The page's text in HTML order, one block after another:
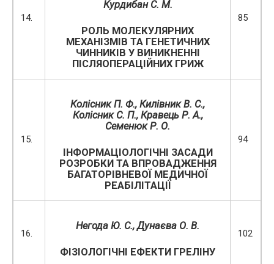
14.
Курдибан С. М.
РОЛЬ МОЛЕКУЛЯРНИХ
МЕХАНІЗМІВ ТА ГЕНЕТИЧНИХ
ЧИННИКІВ У ВИНИКНЕННІ
ПІСЛЯОПЕРАЦІЙНИХ ГРИЖ
85
15.
Колісник П. Ф., Килівник В. С.,
Колісник С. П., Кравець Р. А.,
Семенюк Р. О.
ІНФОРМАЦІОЛОГІЧНІ ЗАСАДИ
РОЗРОБКИ ТА ВПРОВАДЖЕННЯ
БАГАТОРІВНЕВОЇ МЕДИЧНОЇ
РЕАБІЛІТАЦІЇ
94
16.
Негода Ю. С., Дунаєва О. В.
ФІЗІОЛОГІЧНІ ЕФЕКТИ ГРЕЛІНУ
102